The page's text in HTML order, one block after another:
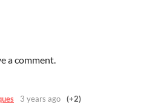
a comment.
3 years ago (+2)